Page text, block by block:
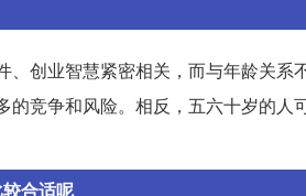
、创业智慧紧密相关，而与年龄关
的竞争和风险。相反，五六十岁的
合适呢